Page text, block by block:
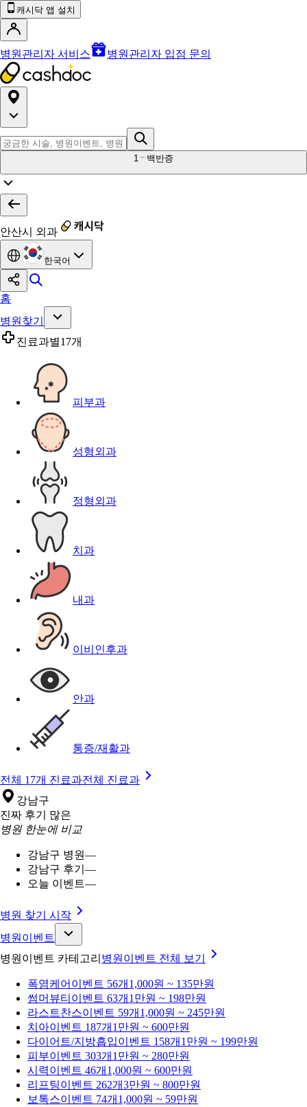
캐시닥 앱 설치
병원관리자 서비스 병원관리자 입점 문의
1 백반증
안산시 외과
한국어
홈
병원찾기
진료과별17개
피부과
성형외과
정형외과
치과
내과
이비인후과
안과
통증/재활과
전체 17개 진료과전체 진료과
강남구
진짜 후기 많은
병원 한눈에 비교
강남구 병원—
강남구 후기 —
오늘 이벤트—
병원 찾기 시작
병원이벤트
병원이벤트 카테고리 병원이벤트 전체 보기
폭염케어 이벤트 56개 1,000원 ~ 135만원
썸머뷰티 이벤트 63개 1만원 ~ 198만원
라스트찬스이벤트 59개 1,000원 ~ 245만원
치아이벤트 187개 1만원 ~ 600만원
다이어트/지방흡입이벤트 158개 1만원 ~ 199만원
피부이벤트 303개 1만원 ~ 280만원
시력이벤트 46개 1,000원 ~ 600만원
리프팅이벤트 262개3만원 ~ 800만원
보톡스이벤트 74개 1,000원 ~ 59만원